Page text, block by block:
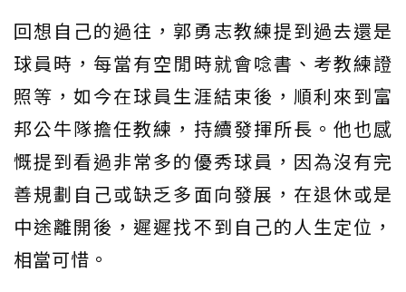
回想自己的過往，郭勇志教練提到過去還是
球員時，每當有空閒時就會唸書、考教練證
照等，如今在球員生涯結束後，順利來到富
邦公牛隊擔任教練，持續發揮所長。他也感
慨提到看過非常多的優秀球員，因為沒有完
善規劃自己或缺乏多面向發展，在退休或是
中途離開後，遲遲找不到自己的人生定位，
相當可惜。